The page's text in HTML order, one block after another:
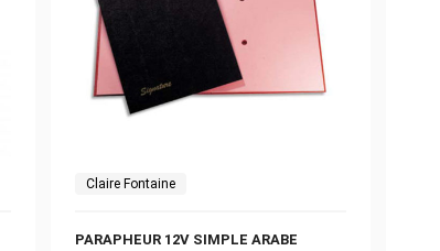
Claire Fontaine
PARAPHEUR 12V SIMPLE ARABE